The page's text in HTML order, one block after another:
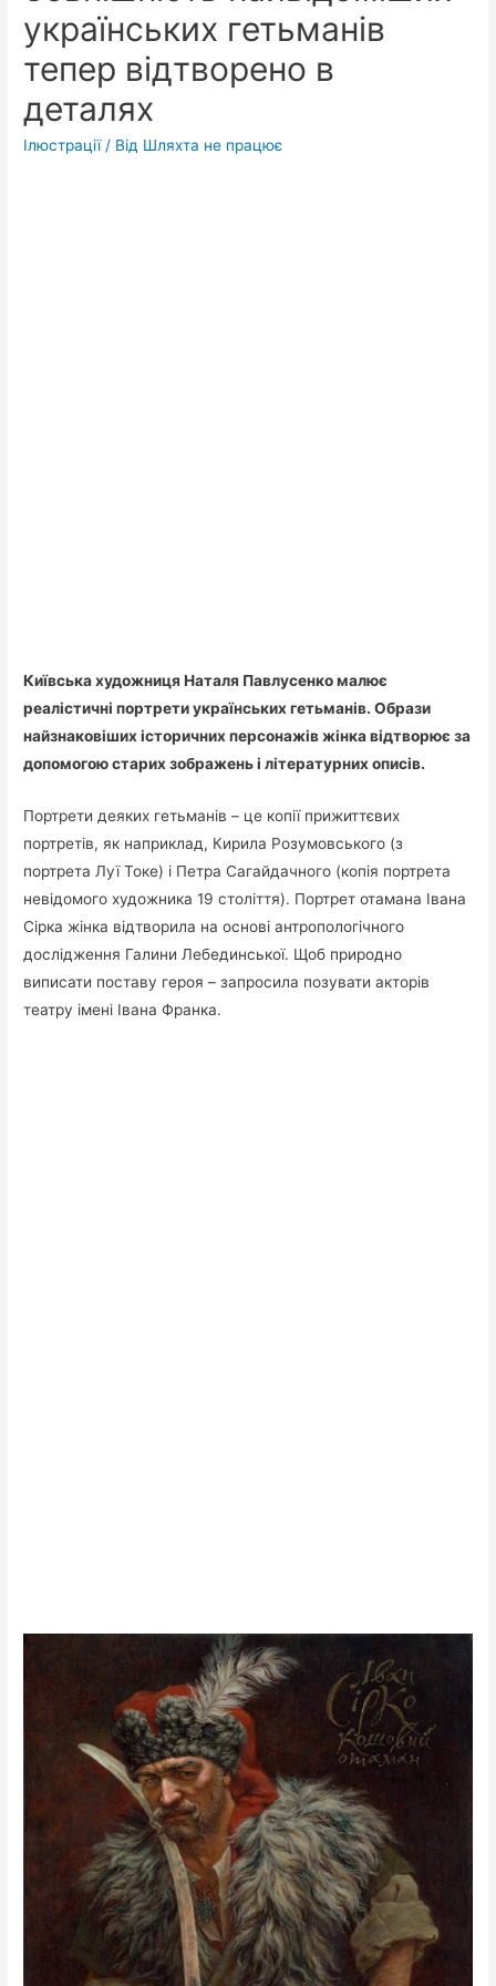
українських гетьманів
тепер відтворено в
деталях
Ілюстрації/ Від Шляхта не працює
Київська художниця Наталя Павлусенко малює
реалістичні портрети українських гетьманів. Образи
найзнаковіших історичних персонажів жінка відтворює за
допомогою старих зображень і літературних описів.
Портрети деяких гетьманів – це копії прижиттєвих
портретів, як наприклад, Кирила Розумовського (з
портрета Луї Токе) і Петра Сагайдачного (копія портрета
невідомого художника 19 століття). Портрет отамана Івана
Сірка жінка відтворила на основі антропологічного
дослідження Галини Лебединської. Щоб природно
виписати поставу героя – запросила позувати акторів
театру імені Івана Франка.